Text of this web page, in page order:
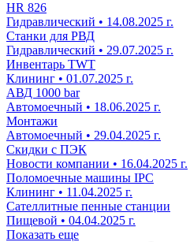
HR 826
Гидравлический • 14.08.2025 г.
Станки для РВД
Гидравлический • 29.07.2025 г.
Инвентарь TWT
Клининг • 01.07.2025 г.
АВД 1000 bar
Автомоечный • 18.06.2025 г.
Монтажи
Автомоечный • 29.04.2025 г.
Скидки с ПЭК
Новости компании • 16.04.2025 г.
Поломоечные машины IPC
Клининг • 11.04.2025 г.
Сателлитные пенные станции
Пищевой • 04.04.2025 г.
Показать еще